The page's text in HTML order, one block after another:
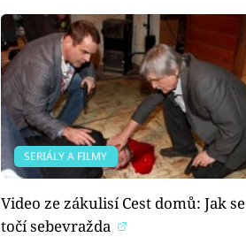
SERIÁLY A FILMY
Video ze zákulisí Cest domů: Jak se
točí sebevražda